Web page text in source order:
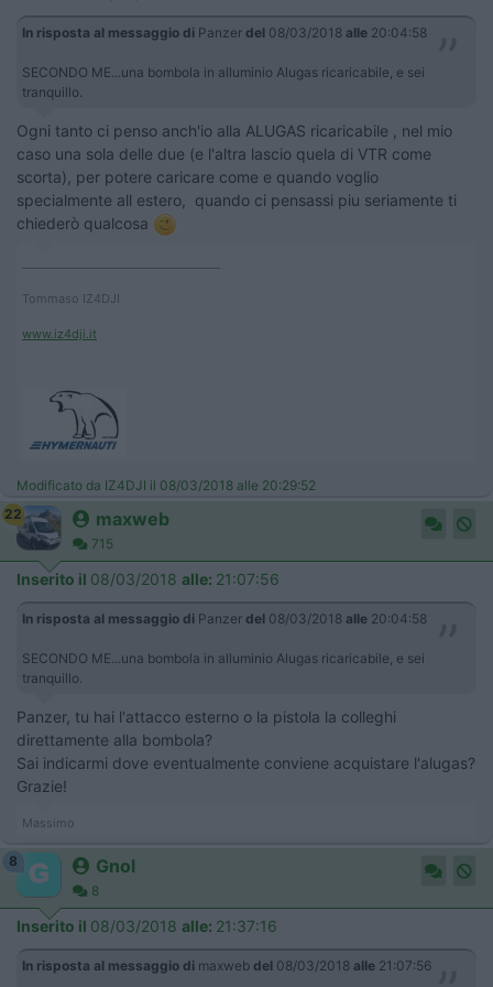
In risposta al messaggio di Panzer del 08/03/2018 alle 20:04:58
SECONDO ME...una bombola in alluminio Alugas ricaricabile, e sei
tranquillo.
Ogni tanto ci penso anch'io alla ALUGAS ricaricabile , nel mio
caso una sola delle due (e l'altra lascio quela di VTR come
scorta), per potere caricare come e quando voglio
specialmente all estero, quando ci pensassi piu seriamente ti
chiederò qualcosa
Tommaso IZ4DJI
www.iz4dji.it
Modificato da IZ4DJI il 08/03/2018 alle 20:29:52
22
maxweb
715
Inserito il 08/03/2018 alle: 21:07:56
In risposta al messaggio di Panzer del 08/03/2018 alle 20:04:58
SECONDO ME...una bombola in alluminio Alugas ricaricabile, e sei
tranquillo.
Panzer, tu hai l'attacco esterno o la pistola la colleghi
direttamente alla bombola?
Sai indicarmi dove eventualmente conviene acquistare l'alugas?
Grazie!
Massimo
8 Gnol
8
Inserito il 08/03/2018 alle: 21:37:16
In risposta al messaggio di maxweb del 08/03/2018 alle 21:07:56